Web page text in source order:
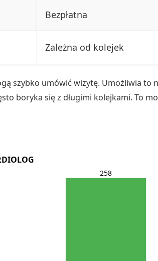
Bezpłatna
Zależna od kolejek
szybko umówić wizytę. Umożliwia to
boryka się z długimi kolejkami. To
258